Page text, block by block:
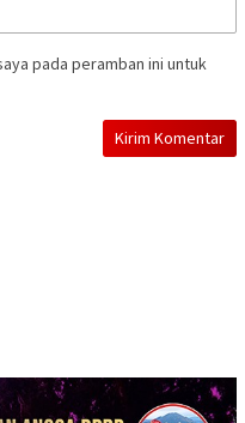
pada peramban ini untuk